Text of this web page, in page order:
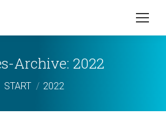
Archive: 2022
Sie befinden sich hier:
START 2022